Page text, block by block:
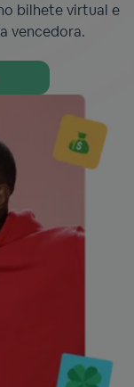
bilhete virtual e
vencedora.